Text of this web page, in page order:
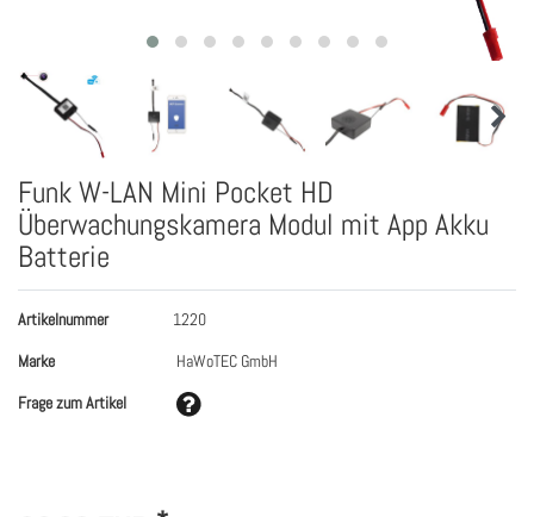
Funk W-LAN Mini Pocket HD
Überwachungskamera Modul mit App Akku
Batterie
Artikelnummer
1220
Marke
HaWoTEC GmbH
Frage zum Artikel